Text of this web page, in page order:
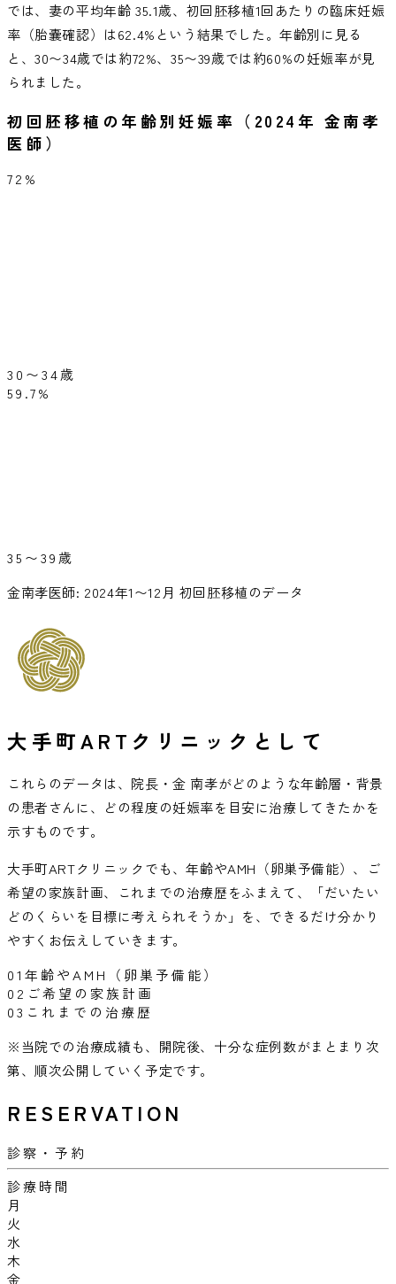
では、妻の平均年齢 35.1歳、初回胚移植1回あたりの臨床妊娠
率（胎嚢確認）は62.4%という結果でした。年齢別に見る
と、30〜34歳では約72%、35〜39歳では約60%の妊娠率が見
られました。
初回胚移植の年齢別妊娠率（2024年 金南孝
医師）
72%
30〜34歳
59.7%
35〜39歳
金南孝医師: 2024年1〜12月 初回胚移植のデータ
大手町ARTクリニックとして
これらのデータは、院長・金 南孝がどのような年齢層・背景
の患者さんに、どの程度の妊娠率を目安に治療してきたかを
示すものです。
大手町ARTクリニックでも、年齢やAMH（卵巣予備能）、ご
希望の家族計画、これまでの治療歴をふまえて、「だいたい
どのくらいを目標に考えられそうか」を、できるだけ分かり
やすくお伝えしていきます。
01 年齢やAMH
（卵巣予備能）
02 ご希望の 家族計画
03 これまでの 治療歴
※当院での治療成績も、開院後、十分な症例数がまとまり次
第、順次公開していく予定です。
RESERVATION
診察・予約
診療時間
月
火
水
木
金